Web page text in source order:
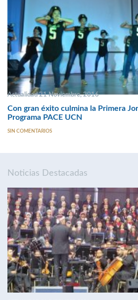
Actualidad 21 Noviembre, 2016
Con gran éxito culmina la Primera
Programa PACE UCN
SIN COMENTARIOS
Noticias Destacadas